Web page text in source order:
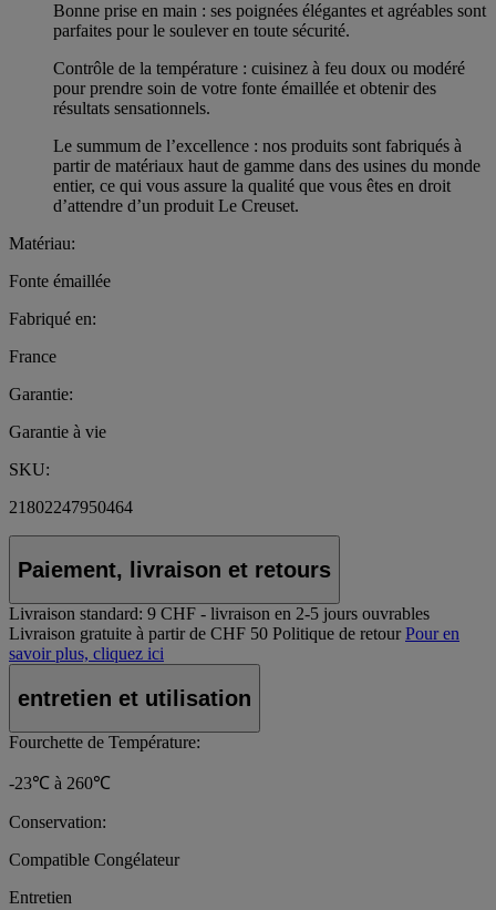
Bonne prise en main : ses poignées élégantes et agréables sont
parfaites pour le soulever en toute sécurité.
Contrôle de la température : cuisinez à feu doux ou modéré
pour prendre soin de votre fonte émaillée et obtenir des
résultats sensationnels.
Le summum de l’excellence : nos produits sont fabriqués à
partir de matériaux haut de gamme dans des usines du monde
entier, ce qui vous assure la qualité que vous êtes en droit
d’attendre d’un produit Le Creuset.
Matériau:
Fonte émaillée
Fabriqué en:
France
Garantie:
Garantie à vie
SKU:
21802247950464
Paiement, livraison et retours
Livraison standard: 9 CHF - livraison en 2-5 jours ouvrables
Livraison gratuite à partir de CHF 50 Politique de retour Pour en
savoir plus, cliquez ici
entretien et utilisation
Fourchette de Température:
-23℃ à 260℃
Conservation:
Compatible Congélateur
Entretien